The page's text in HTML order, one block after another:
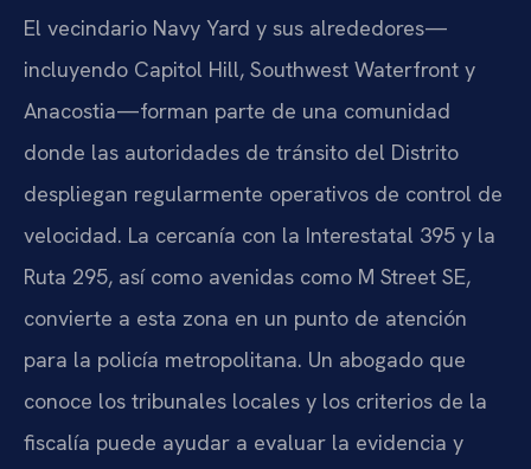
El vecindario Navy Yard y sus alrededores—
incluyendo Capitol Hill, Southwest Waterfront y
Anacostia—forman parte de una comunidad
donde las autoridades de tránsito del Distrito
despliegan regularmente operativos de control de
velocidad. La cercanía con la Interestatal 395 y la
Ruta 295, así como avenidas como M Street SE,
convierte a esta zona en un punto de atención
para la policía metropolitana. Un abogado que
conoce los tribunales locales y los criterios de la
fiscalía puede ayudar a evaluar la evidencia y